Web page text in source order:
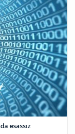
əsassız